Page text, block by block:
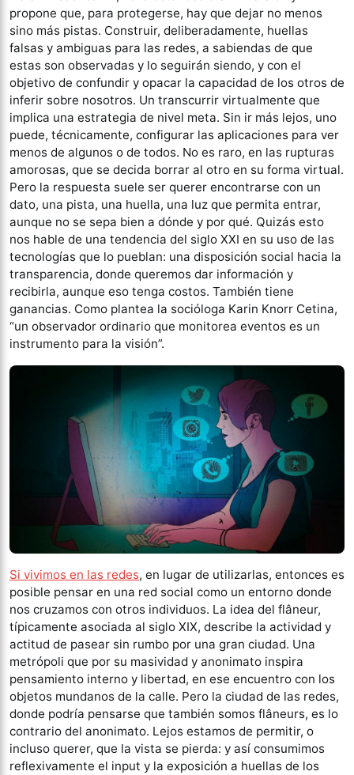
propone que, para protegerse, hay que dejar no menos
sino más pistas. Construir, deliberadamente, huellas
falsas y ambiguas para las redes, a sabiendas de que
estas son observadas y lo seguirán siendo, y con el
objetivo de confundir y opacar la capacidad de los otros de
inferir sobre nosotros. Un transcurrir virtualmente que
implica una estrategia de nivel meta. Sin ir más lejos, uno
puede, técnicamente, configurar las aplicaciones para ver
menos de algunos o de todos. No es raro, en las rupturas
amorosas, que se decida borrar al otro en su forma virtual.
Pero la respuesta suele ser querer encontrarse con un
dato, una pista, una huella, una luz que permita entrar,
aunque no se sepa bien a dónde y por qué. Quizás esto
nos hable de una tendencia del siglo XXI en su uso de las
tecnologías que lo pueblan: una disposición social hacia la
transparencia, donde queremos dar información y
recibirla, aunque eso tenga costos. También tiene
ganancias. Como plantea la socióloga Karin Knorr Cetina,
“un observador ordinario que monitorea eventos es un
instrumento para la visión”.
Si vivimos en las redes, en lugar de utilizarlas, entonces es
posible pensar en una red social como un entorno donde
nos cruzamos con otros individuos. La idea del flâneur,
típicamente asociada al siglo XIX, describe la actividad y
actitud de pasear sin rumbo por una gran ciudad. Una
metrópoli que por su masividad y anonimato inspira
pensamiento interno y libertad, en ese encuentro con los
objetos mundanos de la calle. Pero la ciudad de las redes,
donde podría pensarse que también somos flâneurs, es lo
contrario del anonimato. Lejos estamos de permitir, o
incluso querer, que la vista se pierda: y así consumimos
reflexivamente el input y la exposición a huellas de los